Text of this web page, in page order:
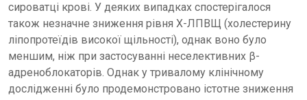
сироватці крові. У деяких випадках спостерігалося
також незначне зниження рівня Х-ЛПВЩ (холестерину
ліпопротеїдів високої щільності), однак воно було
меншим, ніж при застосуванні неселективних β-
адреноблокаторів. Однак у тривалому клінічному
дослідженні було продемонстровано істотне зниження